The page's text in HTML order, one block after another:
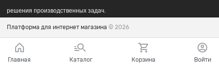
решения производственных задач.
Платформа для интернет магазина © 2026
Главная Каталог Корзина Войти